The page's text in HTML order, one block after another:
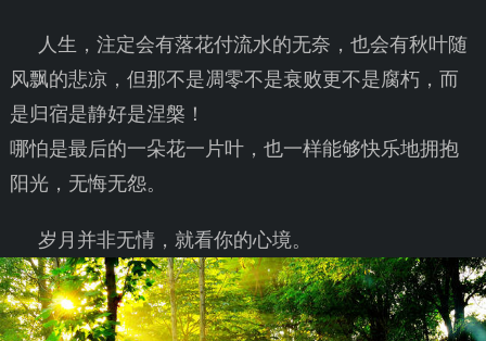
人生，注定会有落花付流水的无奈，也会有秋叶随
风飘的悲凉，但那不是凋零不是衰败更不是腐朽，而
是归宿是静好是涅槃！
哪怕是最后的一朵花一片叶，也一样能够快乐地拥抱
阳光，无悔无怨。
岁月并非无情，就看你的心境。